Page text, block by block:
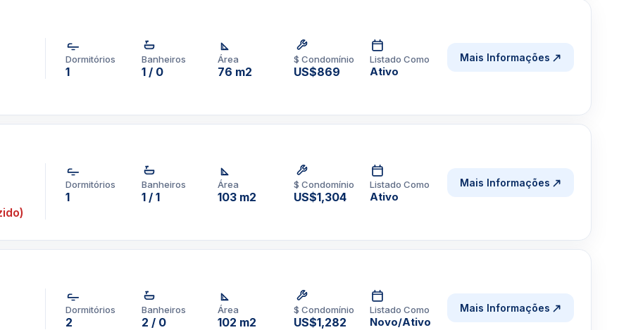
Dormitórios
1
Banheiros
1 / 0
Área
76 m2
$ Condomínio
US$869
Listado Como
Ativo
Mais Informações
Dormitórios
1
Banheiros
1 / 1
Área
103 m2
$ Condomínio
US$1,304
Listado Como
Ativo
Mais Informações
Dormitórios
2
Banheiros
2 / 0
Área
102 m2
$ Condomínio
US$1,282
Listado Como
Novo/Ativo
Mais Informações